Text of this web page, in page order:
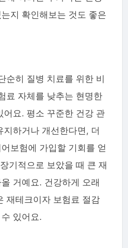
지 확인해보는 것도 좋은
순히 질병 치료를 위한 비
료 자체를 낮추는 현명한
어요. 평소 꾸준한 건강 관
지하거나 개선한다면, 더
보험에 가입할 기회를 얻
기적으로 보았을 때 큰 재
거예요. 건강하게 오래
재테크이자 보험료 절감
있어요.